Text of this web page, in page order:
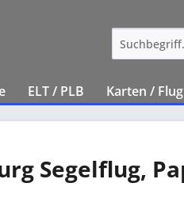
ELT / PLB Karten /
Segelflug,